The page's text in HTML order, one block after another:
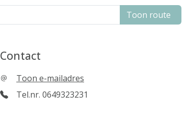
Toon route
Contact
Toon e-mailadres
Tel.nr. 0649323231